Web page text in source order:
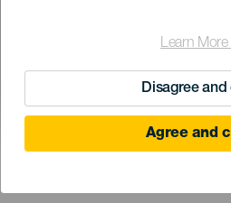
Learn
Disagree and
Agree and